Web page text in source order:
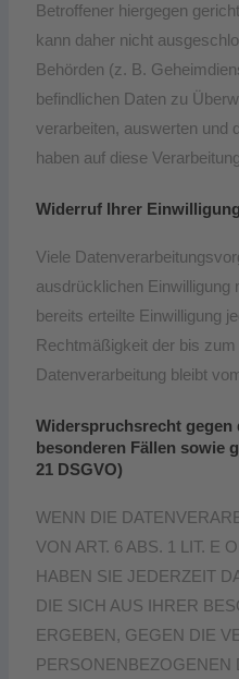
Betroffener hiergegen
kann daher nicht
Behörden (z. B.
befindlichen Daten zu
verarbeiten, auswerten und
haben auf diese
Widerruf Ihrer
Viele
ausdrücklichen Einwilligung
bereits erteilte Einwilligung
Rechtmäßigkeit der bis
Datenverarbeitung bleibt
Widerspruchsrecht gegen
besonderen Fällen sowie
21 DSGVO)
WENN DIE
VON ART. 6 ABS. 1 LIT. E
HABEN SIE JEDERZEIT
DIE SICH AUS IHRER
ERGEBEN, GEGEN DIE
PERSONENBEZOGENEN